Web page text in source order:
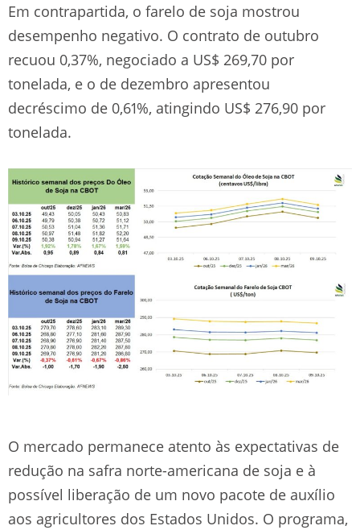
Em contrapartida, o farelo de soja mostrou
desempenho negativo. O contrato de outubro
recuou 0,37%, negociado a US$ 269,70 por
tonelada, e o de dezembro apresentou
decréscimo de 0,61%, atingindo US$ 276,90 por
tonelada.
O mercado permanece atento às expectativas de
redução na safra norte-americana de soja e à
possível liberação de um novo pacote de auxílio
aos agricultores dos Estados Unidos. O programa,